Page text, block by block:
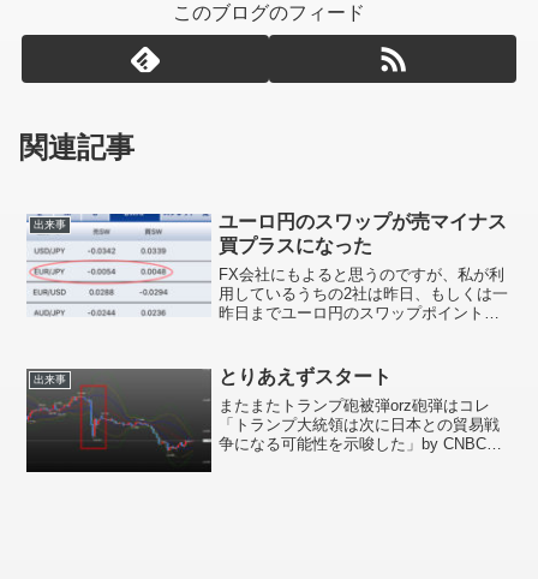
このブログのフィード
関連記事
出来事
ユーロ円のスワップが売マイナス
買プラスになった
FX会社にもよると思うのですが、私が利
用しているうちの2社は昨日、もしくは一
昨日までユーロ円のスワップポイントは
ラスになりました。これは持っているポ
ジションによってはち...
出来事 とりあえずスタート
またまたトランプ砲被弾orz砲弾はコレ
「トランプ大統領は次に日本との貿易戦
争になる可能性を示唆した」by CNBCま